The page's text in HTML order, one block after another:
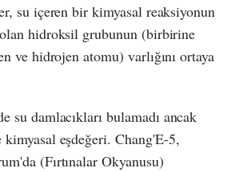
su içeren bir kimyasal reaksiyonun
olan hidroksil grubunun (birbirine
ve hidrojen atomu) varlığını ortaya
su damlacıkları bulamadı ancak
kimyasal eşdeğeri. Chang'E-5,
(Fırtınalar Okyanusu)